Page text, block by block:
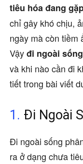
tiêu hóa đang
chỉ gây khó chịu,
ngày mà còn tiềm
Vậyđi ngoài
và khi nào cần đi
tiết trong bài viết
1. Đi Ngoài
Đi ngoài sống
ra ở dạng chưa